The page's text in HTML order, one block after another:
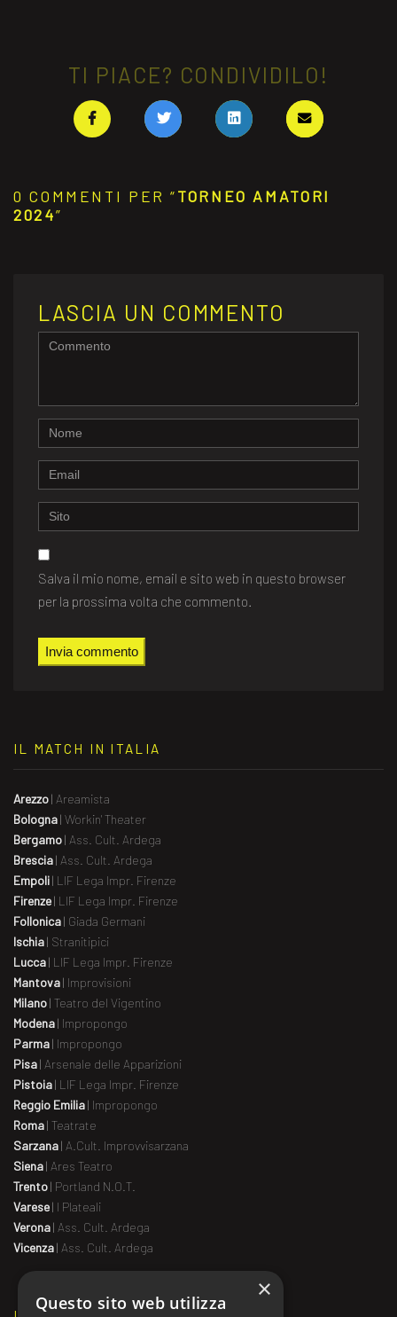
TI PIACE? CONDIVIDILO!
0 COMMENTI PER “TORNEO AMATORI
2024”
LASCIA UN COMMENTO
<b>Commento</b>
)
Name
Email
Website
Salva il mio nome, email e sito web in questo browser
per la prossima volta che commento.
IL MATCH IN ITALIA
Arezzo| Areamista
Bologna| Workin' Theater
Bergamo| Ass. Cult. Ardega
Brescia| Ass. Cult. Ardega
Empoli| LIF Lega Impr. Firenze
Firenze| LIF Lega Impr. Firenze
Follonica| Giada Germani
Ischia| Stranitipici
Lucca| LIF Lega Impr. Firenze
Mantova| Improvisioni
Milano| Teatro del Vigentino
Modena| Impropongo
Parma| Impropongo
Pisa| Arsenale delle Apparizioni
Pistoia| LIF Lega Impr. Firenze
Reggio Emilia| Impropongo
Roma| Teatrate
Sarzana| A.Cult. Improvvisarzana
Siena| Ares Teatro
Trento| Portland N.O.T.
Varese| I Plateali
Verona| Ass. Cult. Ardega
Vicenza| Ass. Cult. Ardega
×
Questo sito web utilizza